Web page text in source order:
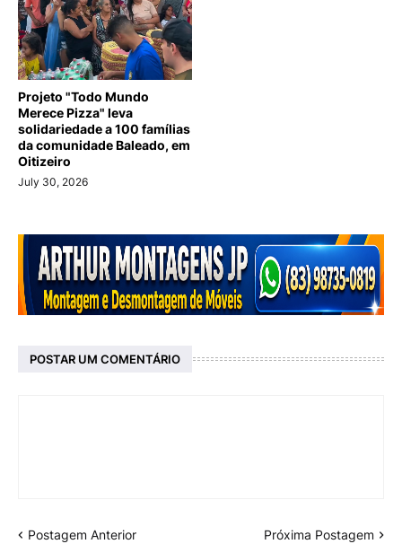
Projeto "Todo Mundo
Merece Pizza" leva
solidariedade a 100 famílias
da comunidade Baleado, em
Oitizeiro
July 30, 2026
POSTAR UM COMENTÁRIO
Postagem Anterior Próxima Postagem